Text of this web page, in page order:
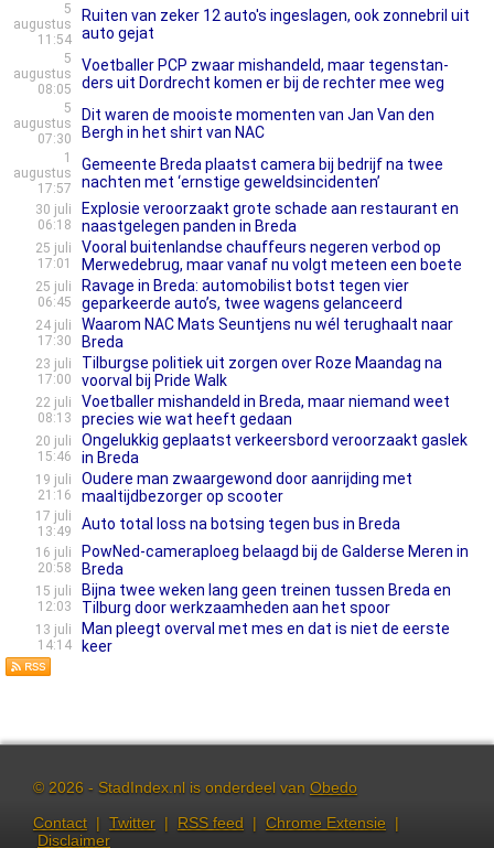
5
augustus
11:54
Ruiten van zeker 12 auto's ingeslagen, ook zonnebril uit
auto gejat
5
augustus
08:05
Voetballer PCP zwaar mishandeld, maar tegenstan­
ders uit Dordrecht komen er bij de rechter mee weg
5
augustus
07:30
Dit waren de mooiste momenten van Jan Van den
Bergh in het shirt van NAC
1
augustus
17:57
Gemeente Breda plaatst camera bij bedrijf na twee
nachten met ‘ernstige geweldsincidenten’
30 juli
06:18
Explosie veroorzaakt grote schade aan restaurant en
naastgelegen panden in Breda
25 juli
17:01
Vooral buitenlandse chauffeurs negeren verbod op
Merwedebrug, maar vanaf nu volgt meteen een boete
25 juli
06:45
Ravage in Breda: automobilist botst tegen vier
geparkeerde auto’s, twee wagens gelanceerd
24 juli
17:30
Waarom NAC Mats Seuntjens nu wél terughaalt naar
Breda
23 juli
17:00
Tilburgse politiek uit zorgen over Roze Maandag na
voorval bij Pride Walk
22 juli
08:13
Voetballer mishandeld in Breda, maar niemand weet
precies wie wat heeft gedaan
20 juli
15:46
Ongelukkig geplaatst verkeersbord veroorzaakt gaslek
in Breda
19 juli
21:16
Oudere man zwaargewond door aanrijding met
maaltijdbezorger op scooter
17 juli
13:49
Auto total loss na botsing tegen bus in Breda
16 juli
20:58
Pow­Ned-camera­ploeg belaagd bij de Galderse Meren in
Breda
15 juli
12:03
Bijna twee weken lang geen treinen tussen Breda en
Tilburg door werkzaamheden aan het spoor
13 juli
14:14
Man pleegt overval met mes en dat is niet de eerste
keer
© 2026 - StadIndex.nl is onderdeel van Obedo
Contact | Twitter | RSS feed | Chrome Extensie |
Disclaimer